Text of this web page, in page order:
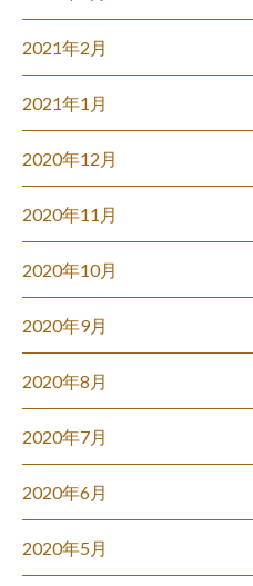
2021年2月
2021年1月
2020年12月
2020年11月
2020年10月
2020年9月
2020年8月
2020年7月
2020年6月
2020年5月